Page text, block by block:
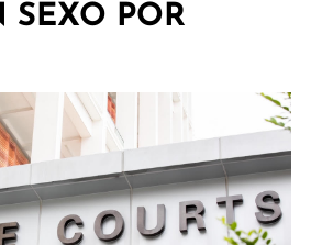
SEXO POR